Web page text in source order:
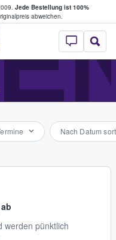
Jede Bestellung ist 100%
abweichen.
StubHub - Wo
Nach Datum
werden pünktlich